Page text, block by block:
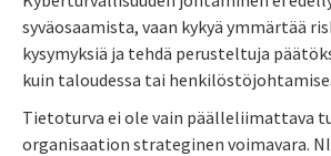
syväosaamista, vaan kykyä ymmärtää
kysymyksiä ja tehdä perusteltuja
kuin taloudessa tai
Tietoturva ei ole vain päälleliimattava
organisaation strateginen voimavara.